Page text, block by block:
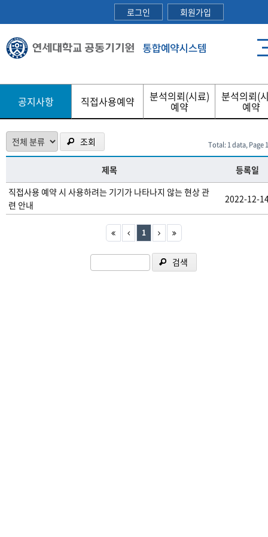
로그인 회원가입
공지사항 직접사용예약 분석의뢰(시료)
예약
분석의뢰(
예약
조회 Total: 1 data, Page
제목
등록일
직접사용 예약 시 사용하려는 기기가 나타나지 않는 현상 관
련 안내
2022-12-
1
검색